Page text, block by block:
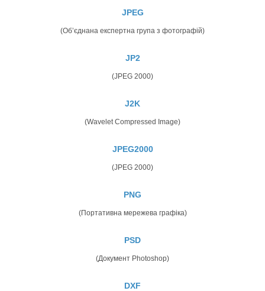
JPEG
(Об’єднана експертна група з фотографій)
JP2
(JPEG 2000)
J2K
(Wavelet Compressed Image)
JPEG2000
(JPEG 2000)
PNG
(Портативна мережева графіка)
PSD
(Документ Photoshop)
DXF